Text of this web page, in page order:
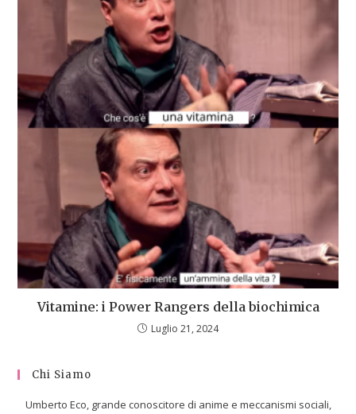
Vitamine: i Power Rangers della biochimica
Luglio 21, 2024
Chi Siamo
Umberto Eco, grande conoscitore di anime e meccanismi sociali,